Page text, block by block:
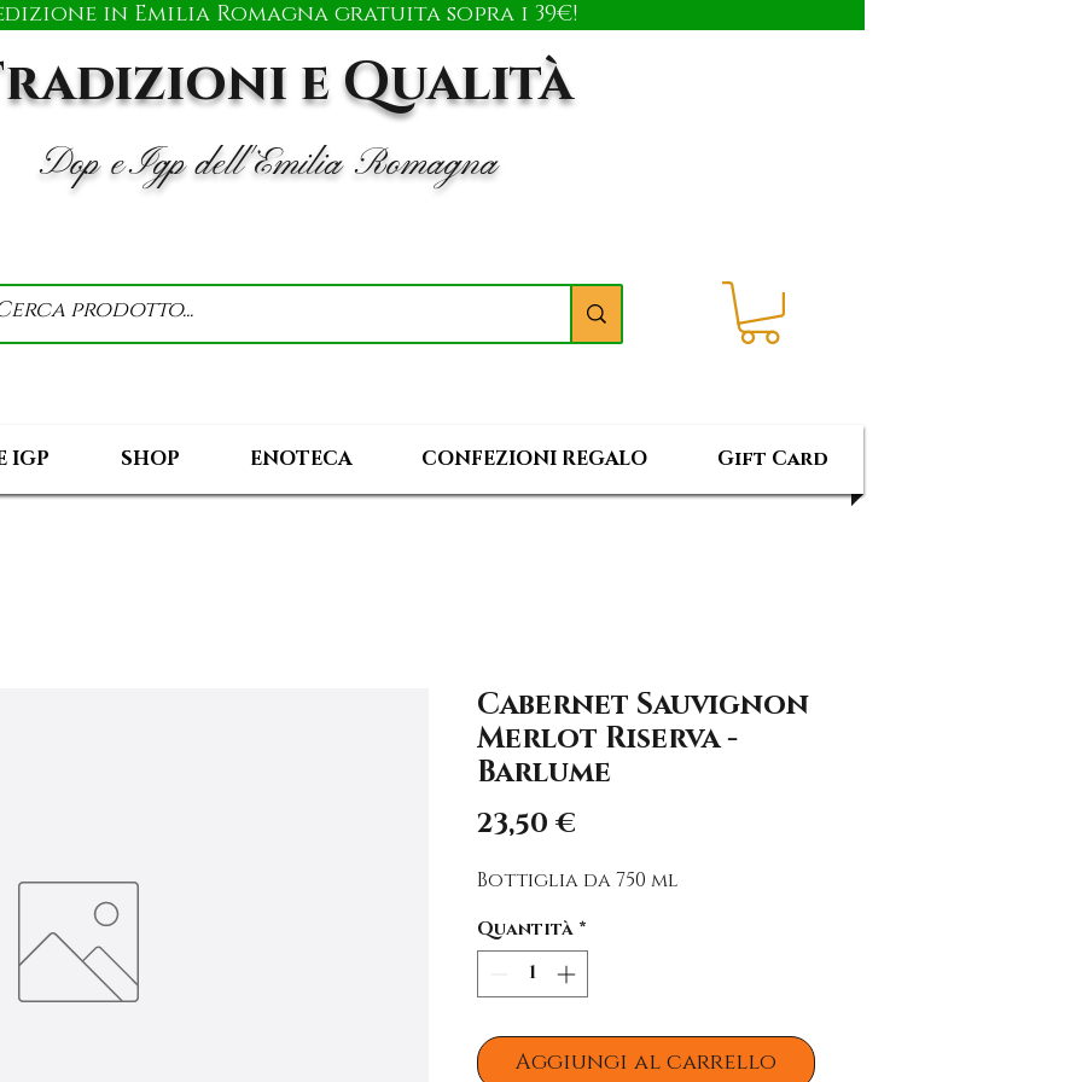
in Emilia Romagna gratuita sopra i 39€!
e Qualità
Dop e Igp dell'Emilia Romagna
IGP SHOP ENOTECA CONFEZIONI REGALO Gift Card
Cabernet Sauvignon
Merlot Riserva -
Barlume
23,50 €Prezzo
Bottiglia da 750 ml
Quantità *
Aggiungi al carrello